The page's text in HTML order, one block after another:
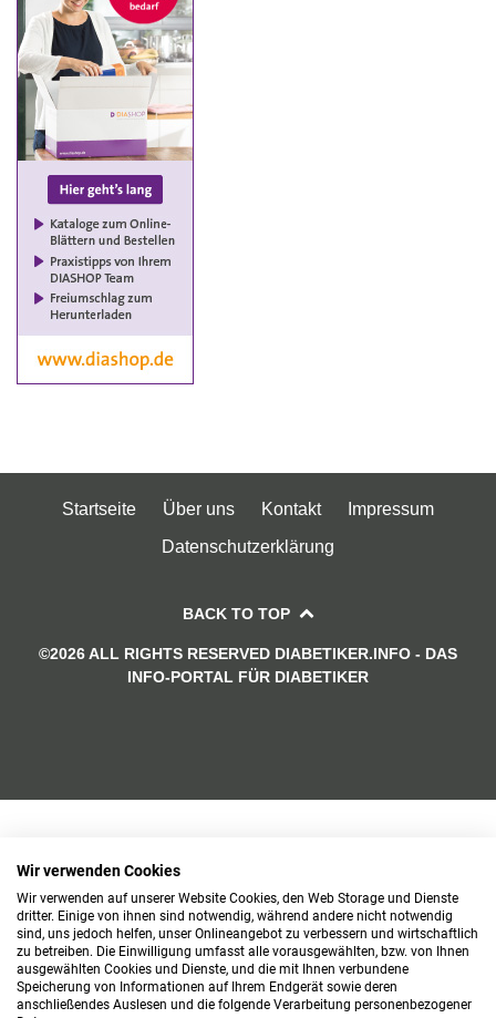
Startseite Über uns Kontakt
Impressum
Datenschutzerklärung
BACK TO TOP
©2026 ALL RIGHTS RESERVED DIABETIKER.INFO - DAS
INFO-PORTAL FÜR DIABETIKER
Wir verwenden Cookies
Wir verwenden auf unserer Website Cookies, den Web Storage und Dienste
dritter. Einige von ihnen sind notwendig, während andere nicht notwendig
sind, uns jedoch helfen, unser Onlineangebot zu verbessern und wirtschaftlich
zu betreiben. Die Einwilligung umfasst alle vorausgewählten, bzw. von Ihnen
ausgewählten Cookies und Dienste, und die mit Ihnen verbundene
Speicherung von Informationen auf Ihrem Endgerät sowie deren
anschließendes Auslesen und die folgende Verarbeitung personenbezogener